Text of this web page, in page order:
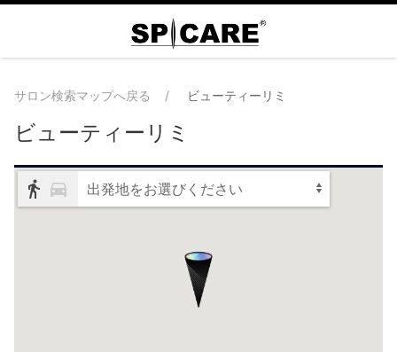
サロン検索マップへ戻る ビューティーリミ
ビューティーリミ
出発地をお選びください